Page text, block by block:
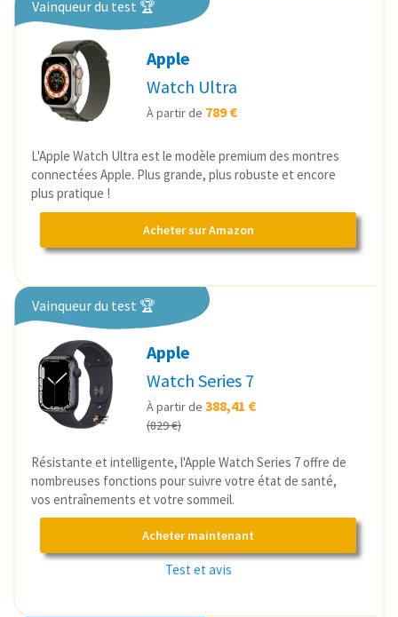
Vainqueur du test 🏆
Apple
Watch Ultra
À partir de 789 €
L'Apple Watch Ultra est le modèle premium des montres
connectées Apple. Plus grande, plus robuste et encore
plus pratique !
Acheter sur Amazon
Vainqueur du test 🏆
Apple
Watch Series 7
À partir de 388,41 €
(829 €)
Résistante et intelligente, l'Apple Watch Series 7 offre de
nombreuses fonctions pour suivre votre état de santé,
vos entraînements et votre sommeil.
Acheter maintenant
Test et avis